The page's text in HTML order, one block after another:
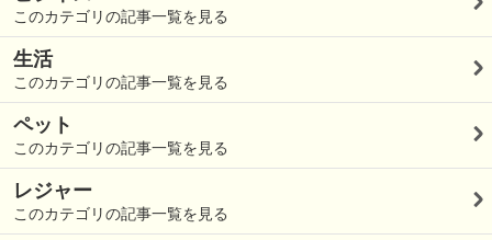
このカテゴリの記事一覧を見る
生活
このカテゴリの記事一覧を見る
ペット
このカテゴリの記事一覧を見る
レジャー
このカテゴリの記事一覧を見る